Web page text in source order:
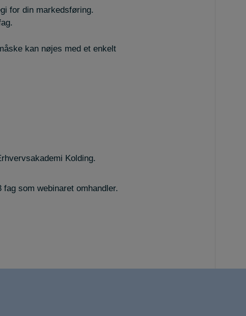
for din markedsføring.
kan nøjes med et enkelt
Kolding.
som webinaret omhandler.